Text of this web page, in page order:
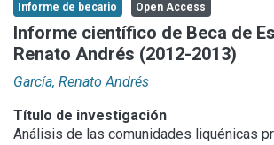
Aportar material
Statistics
Informe de becario Open Access
Informe científico de Beca de
Renato Andrés (2012-2013)
García, Renato Andrés
Título de investigación
Análisis de las comunidades liquénicas